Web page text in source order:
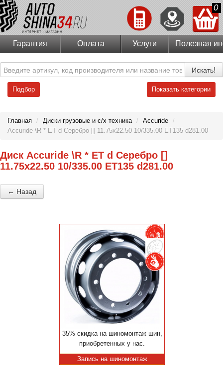
0
Гарантия Оплата Услуги Полезная
Искать!
Подбор Показать категории
Главная / Диски грузовые и с/х техника / Accuride /
Accuride \R * ET d Серебро [] 11.75x22.50 10/335.00 ET135 d281.00
Диск Accuride \R * ET d Серебро []
11.75x22.50 10/335.00 ET135 d281.00
← Назад
35% скидка на шиномонтаж шин,
приобретенных у нас.
Запись на шиномонтаж